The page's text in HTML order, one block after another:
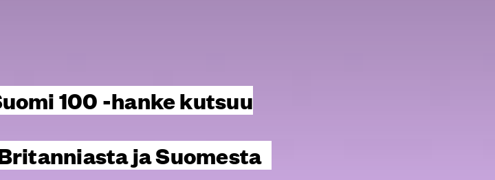
100 -hanke kutsuu
ja Suomesta